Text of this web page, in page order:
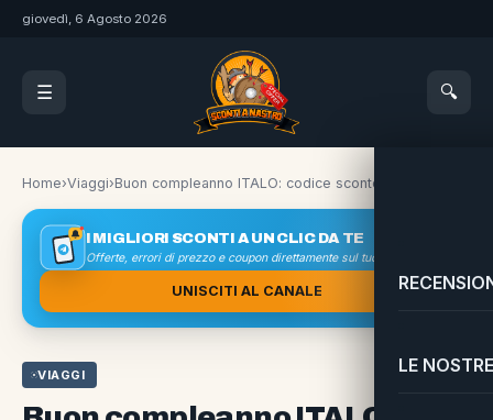
giovedì, 6 Agosto 2026
☰ 🔍
LE
Home›Viaggi›
I MIGLIORI SCONTI A UN CLIC DA TE
Offerte, errori di prezzo e coupon direttamente sul tuo smartphone
UNISCITI AL CANALE
VIAGGI